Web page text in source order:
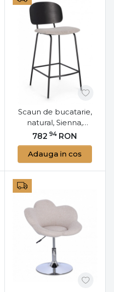
Scaun de bucatarie,
natural, Sienna,
Bizzotto
782 94 RON
Adauga in cos